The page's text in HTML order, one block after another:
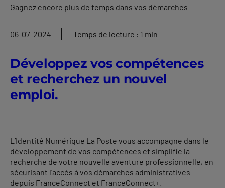
Gagnez encore plus de temps dans vos démarches
06-07-2024 Temps de lecture : 1 min
Développez vos compétences
et recherchez un nouvel
emploi.
L’Identité Numérique La Poste vous accompagne dans le
développement de vos compétences et simplifie la
recherche de votre nouvelle aventure professionnelle, en
sécurisant l’accès à vos démarches administratives
depuis FranceConnect et FranceConnect+.